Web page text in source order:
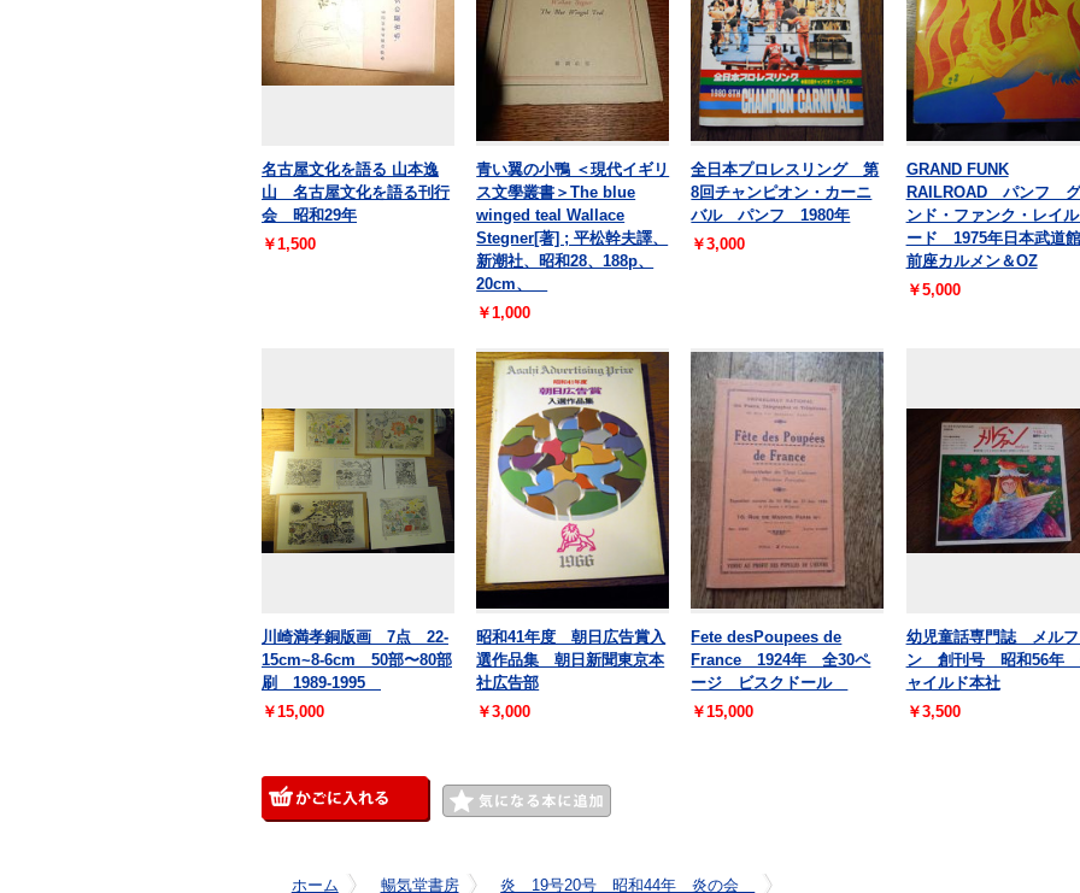
名古屋文化を語る 山本逸
山 名古屋文化を語る刊行
会 昭和29年
￥1,500
青い翼の小鴨 ＜現代イギリ
ス文學叢書＞The blue
winged teal Wallace
Stegner[著] ; 平松幹夫譯、
新潮社、昭和28、188p、
20cm、
￥1,000
全日本プロレスリング 第
8回チャンピオン・カーニ
バル パンフ 1980年
￥3,000
GRAND FUNK
RAILROAD パンフ
ンド・ファンク・レイル
ード 1975年日本武道
前座カルメン＆OZ
￥5,000
川崎満孝銅版画 7点 22-
15cm~8-6cm 50部〜80部
刷 1989-1995
￥15,000
昭和41年度 朝日広告賞入
選作品集 朝日新聞東京本
社広告部
￥3,000
Fete desPoupees de
France 1924年 全30ペ
ージ ビスクドール
￥15,000
幼児童話専門誌 メル
ン 創刊号 昭和56年
ャイルド本社
￥3,500
ホーム 暢気堂書房 炎 19号20号 昭和44年 炎の会